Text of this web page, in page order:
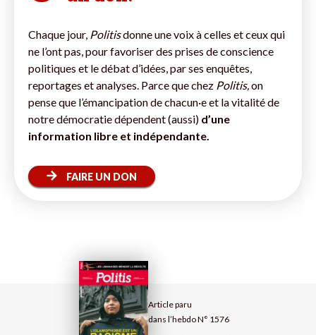
Article paru
dans l’hebdo N° 1576
Chaque jour, Politisdonne une voix à celles et ceux qui
ne l’ont pas, pour favoriser des prises de conscience
politiques et le débat d’idées, par ses enquêtes,
reportages et analyses. Parce que chez Politis, on
pense que l’émancipation de chacun·e et la vitalité de
notre démocratie dépendent (aussi) d’une
information libre et indépendante.
FAIRE UN DON